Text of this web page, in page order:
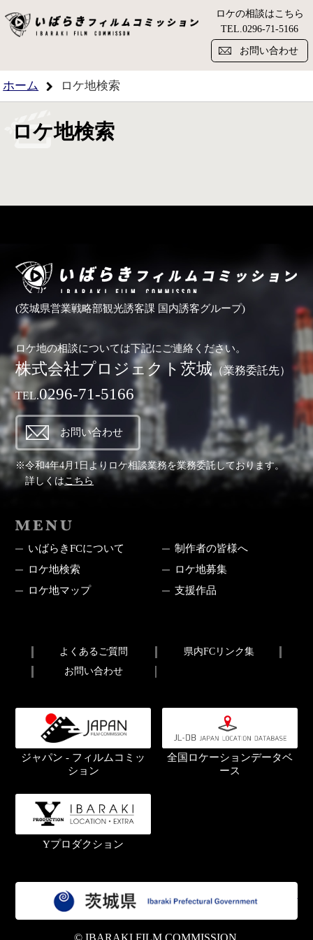
い
ロケの相談はこちら
TEL.0296-71-5166
お問い合わせ
ホーム ロケ地検索
ロケ地検索
(茨城県営業戦略部観光誘客課 国内誘客グループ)
ロケ地の相談については下記にご連絡ください。
株式会社プロジェクト茨城（業務委託先）
TEL.0296-71-5166
お問い合わせ
※令和4年4月1日よりロケ相談業務を業務委託しております。
詳しくはこちら
いばらきFCについて
制作者の皆様へ
ロケ地検索
ロケ地募集
ロケ地マップ
支援作品
よくあるご質問
県内FCリンク集
お問い合わせ
ジャパン - フィルムコミッ
ション
全国ロケーションデータベ
ース
Yプロダクション
© IBARAKI FILM COMMISSION.